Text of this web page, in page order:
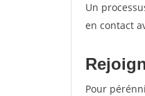
Un
en contact
Pour